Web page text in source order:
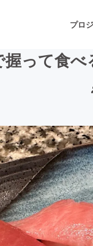
プロ
音楽
ゲーム・
書籍・雑
握って食